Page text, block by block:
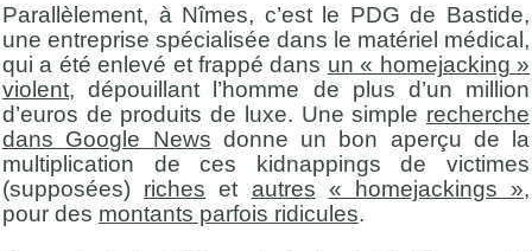
Parallèlement, à Nîmes, c’est le PDG de Bastide,
une entreprise spécialisée dans le matériel médical,
qui a été enlevé et frappé dans un « homejacking »
violent, dépouillant l’homme de plus d’un million
d’euros de produits de luxe. Une simple recherche
dans Google News donne un bon aperçu de la
multiplication de ces kidnappings de victimes
(supposées) riches et autres « homejackings »,
pour des montants parfois ridicules.